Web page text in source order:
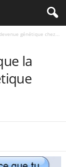
génétique chez...
la